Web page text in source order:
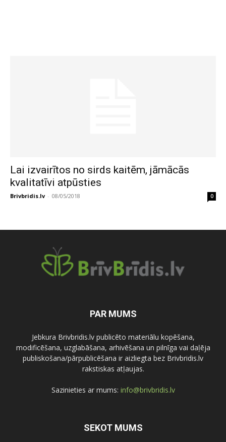
Lai izvairītos no sirds kaitēm, jāmācās
kvalitatīvi atpūsties
Brivbridis.lv - 08/05/2018 0
PAR MUMS
Jebkura Brivbridis.lv publicēto materiālu kopēšana,
modificēšana, uzglabāšana, arhivēšana un pilnīga vai daļēja
publiskošana/pārpublicēšana ir aizliegta bez Brivbridis.lv
rakstiskas atļaujas.
Sazinieties ar mums: info@brivbridis.lv
SEKOT MUMS